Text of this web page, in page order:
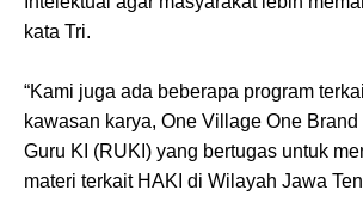
kata Tri.
“Kami juga ada beberapa program
kawasan karya, One Village One Brand
Guru KI (RUKI) yang bertugas untuk
materi terkait HAKI di Wilayah Jawa